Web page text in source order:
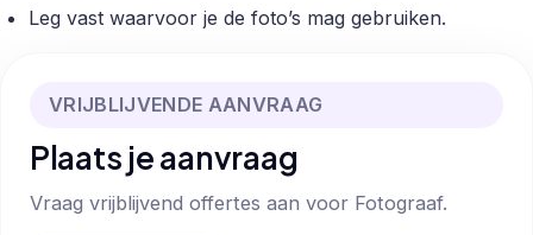
Leg vast waarvoor je de foto’s mag gebruiken.
VRIJBLIJVENDE AANVRAAG
Plaats je aanvraag
Vraag vrijblijvend offertes aan voor Fotograaf.